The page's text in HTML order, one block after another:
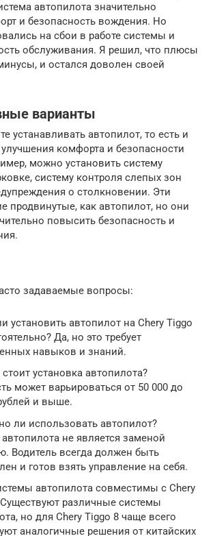
автопилота значительно
и безопасность вождения. Но
на сбои в работе системы и
обслуживания. Я решил, что плюсы
и остался доволен своей
варианты
устанавливать автопилот, то есть и
комфорта и безопасности
можно установить систему
систему контроля слепых зон
о столкновении. Эти
продвинутые, как автопилот, но они
повысить безопасность и
задаваемые вопросы:
установить автопилот на Chery Tiggo
Да, но это требует
навыков и знаний.
установка автопилота?
может варьироваться от 50 000 до
и выше.
ли использовать автопилот?
не является заменой
Водитель всегда должен быть
и готов взять управление на себя.
автопилота совместимы с Chery
различные системы
но для Chery Tiggo 8 чаще всего
аналогичные решения от китайских